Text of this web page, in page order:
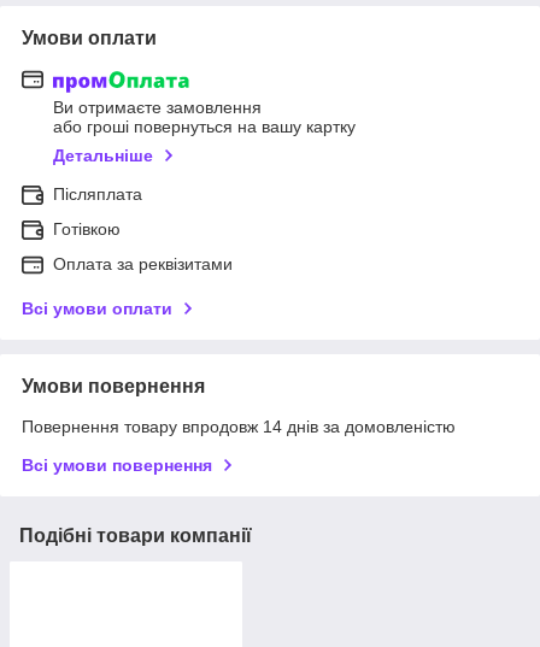
Умови оплати
Ви отримаєте замовлення
або гроші повернуться на вашу картку
Детальніше
Післяплата
Готівкою
Оплата за реквізитами
Всі умови оплати
Умови повернення
Повернення товару впродовж 14 днів за домовленістю
Всі умови повернення
Подібні товари компанії